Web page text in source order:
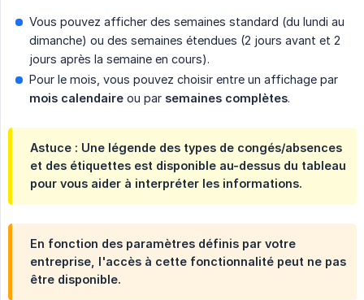
Vous pouvez afficher des semaines standard (du lundi au
dimanche) ou des semaines étendues (2 jours avant et 2
jours après la semaine en cours).
Pour le mois, vous pouvez choisir entre un affichage par
mois calendaire ou par semaines complètes.
Astuce : Une légende des types de congés/absences
et des étiquettes est disponible au-dessus du tableau
pour vous aider à interpréter les informations.
En fonction des paramètres définis par votre
entreprise, l'accès à cette fonctionnalité peut ne pas
être disponible.